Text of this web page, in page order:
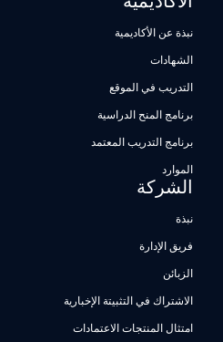
نبذة عن الأكاديمية
الشهادات
التدريب في الموقع
برنامج المنح الدراسية
برنامج التدريب المعتمد
الموارد
الشركة
نبذة
فريق الإدارة
الزبائن
الاشتراك في التثبيتة الإخبارية
امتثال المنتجات الاعتمادات